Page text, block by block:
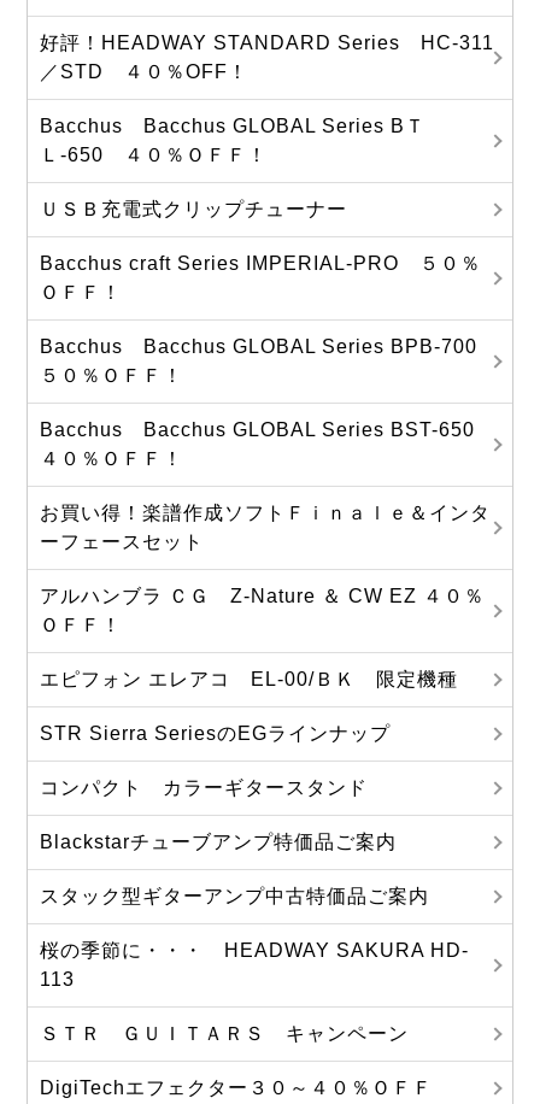
好評！HEADWAY STANDARD Series HC-311
／STD ４０％OFF！
Bacchus Bacchus GLOBAL Series BＴ
Ｌ-650 ４０％ＯＦＦ！
ＵＳＢ充電式クリップチューナー
Bacchus craft Series IMPERIAL-PRO ５０％
ＯＦＦ！
Bacchus Bacchus GLOBAL Series BPB-700
５０％ＯＦＦ！
Bacchus Bacchus GLOBAL Series BST-650
４０％ＯＦＦ！
お買い得！楽譜作成ソフトＦｉｎａｌｅ＆インタ
ーフェースセット
アルハンブラ ＣＧ Z-Nature ＆ CW EZ ４０％
ＯＦＦ！
エピフォン エレアコ EL-00/ＢＫ 限定機種
STR Sierra SeriesのEGラインナップ
コンパクト カラーギタースタンド
Blackstarチューブアンプ特価品ご案内
スタック型ギターアンプ中古特価品ご案内
桜の季節に・・・ HEADWAY SAKURA HD-
113
ＳＴＲ ＧＵＩＴＡＲＳ キャンペーン
DigiTechエフェクター３０～４０％ＯＦＦ